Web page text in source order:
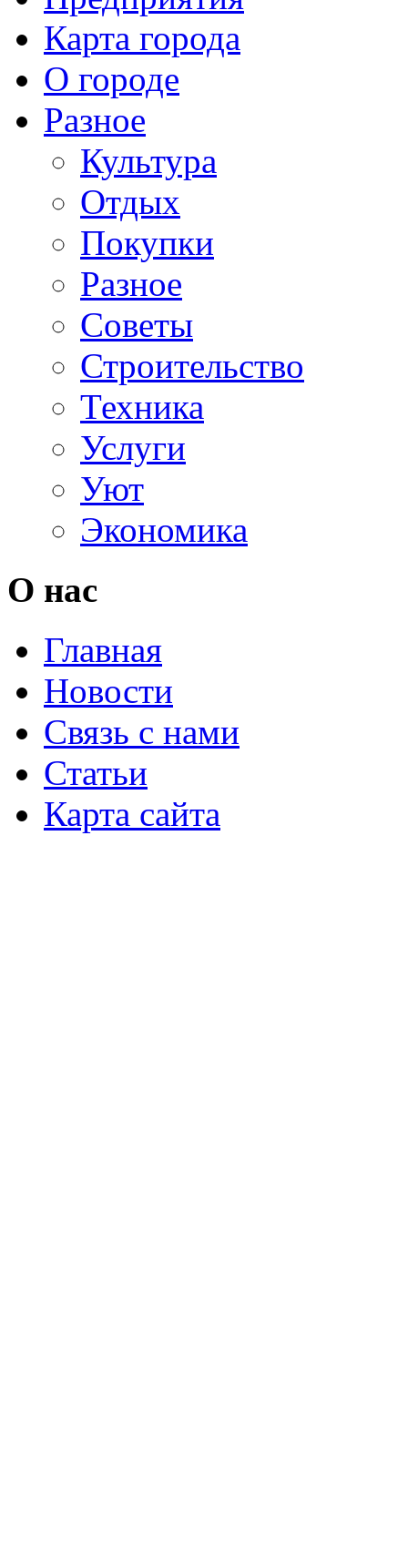
Карта города
О городе
Разное
Культура
Отдых
Покупки
Разное
Советы
Строительство
Техника
Услуги
Уют
Экономика
О нас
Главная
Новости
Связь с нами
Статьи
Карта сайта